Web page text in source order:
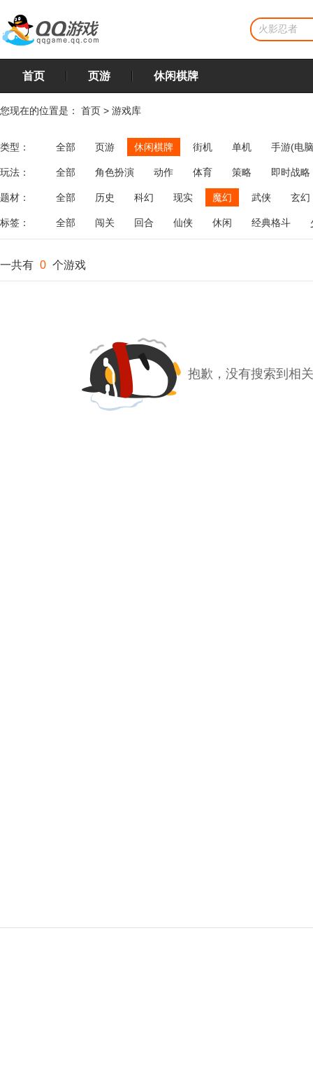
首页 页游 休闲棋牌
您现在的位置是： 首页 > 游戏库
类型： 全部 页游 休闲棋牌 街机 单机 手游(电
玩法： 全部 角色扮演 动作 体育 策略
即时战略
飞行
恋爱 第三人称射击 棋类 牌类 麻将
题材： 全部 历史 科幻 现实 魔幻 武侠 玄幻
标签： 全部 闯关 回合 仙侠 休闲 经典格斗
一共有 0 个游戏
抱歉，没有搜索到相